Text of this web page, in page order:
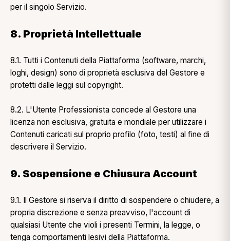
per il singolo Servizio.
8. Proprietà Intellettuale
8.1. Tutti i Contenuti della Piattaforma (software, marchi,
loghi, design) sono di proprietà esclusiva del Gestore e
protetti dalle leggi sul copyright.
8.2. L'Utente Professionista concede al Gestore una
licenza non esclusiva, gratuita e mondiale per utilizzare i
Contenuti caricati sul proprio profilo (foto, testi) al fine di
descrivere il Servizio.
9. Sospensione e Chiusura Account
9.1. Il Gestore si riserva il diritto di sospendere o chiudere, a
propria discrezione e senza preavviso, l'account di
qualsiasi Utente che violi i presenti Termini, la legge, o
tenga comportamenti lesivi della Piattaforma.